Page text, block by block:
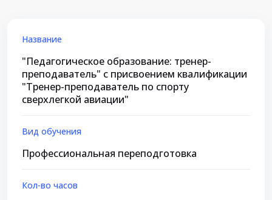
Название
"Педагогическое образование: тренер-
преподаватель" с присвоением квалификации
"Тренер-преподаватель по спорту
сверхлегкой авиации"
Вид обучения
Профессиональная переподготовка
Кол-во часов